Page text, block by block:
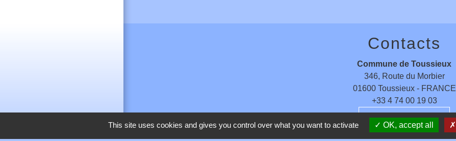
Contacts
Commune de Toussieux
346, Route du Morbier
01600 Toussieux - FRANCE
+33 4 74 00 19 03
Contact par formulaire
This site uses cookies and gives you control over what you want to activate
OK, accept all